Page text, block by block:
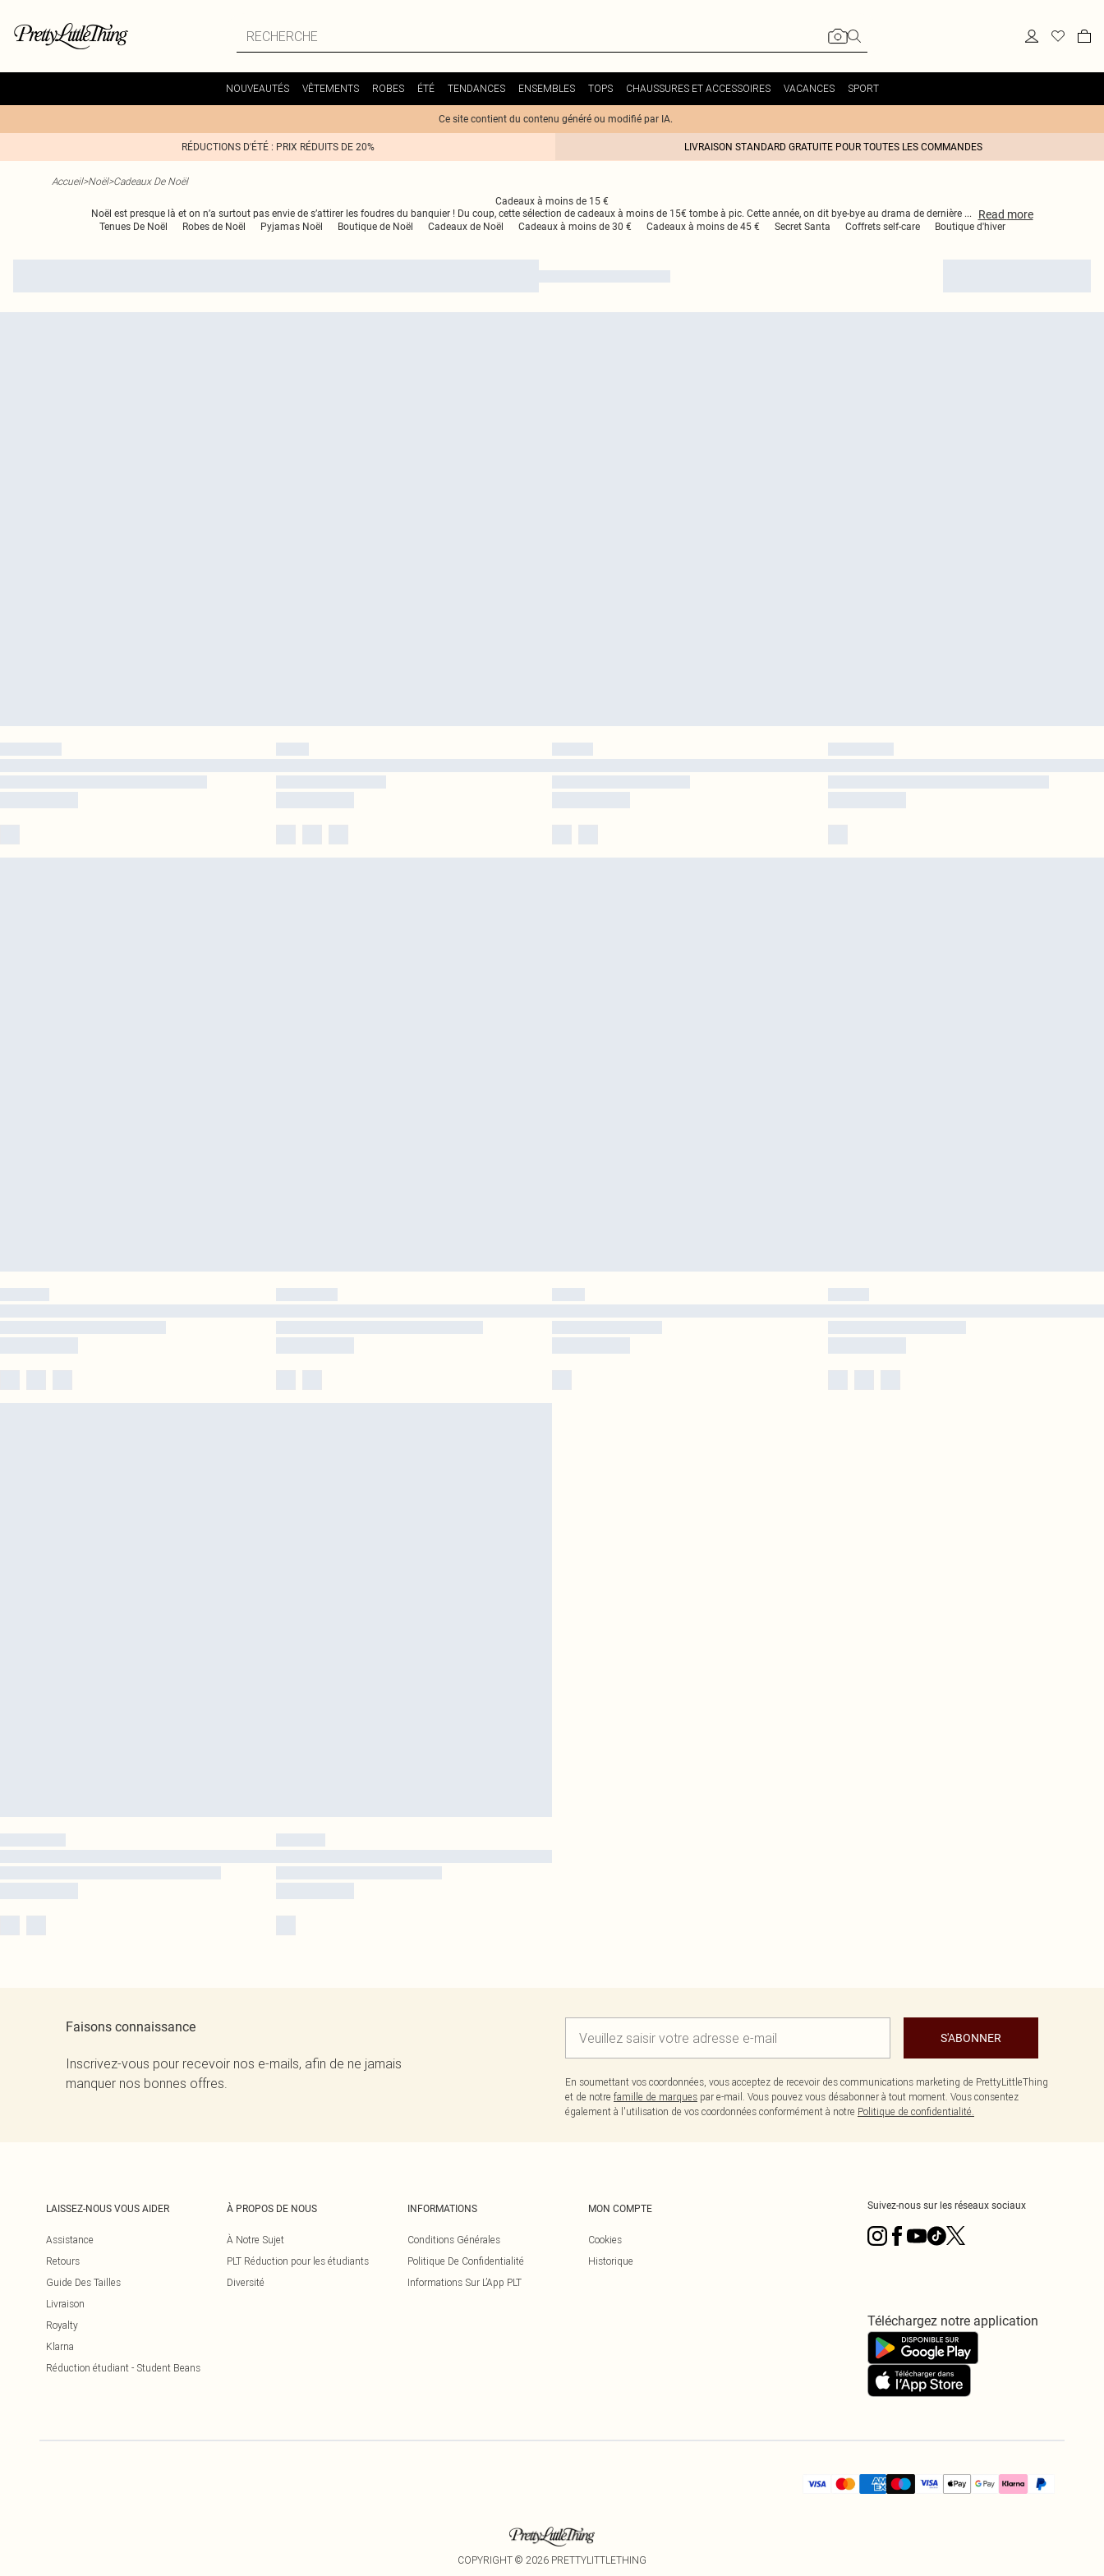
NOUVEAUTÉS VÊTEMENTS ROBES ÉTÉ TENDANCES ENSEMBLES TOPS CHAUSSURES ET ACCESSOIRES VACANCES SPORT
Ce site contient du contenu généré ou modifié par IA.
RÉDUCTIONS D'ÉTÉ : PRIX RÉDUITS DE 20% LIVRAISON STANDARD GRATUITE POUR TOUTES LES COMMANDES
Accueil>Noël>Cadeaux De Noël
Cadeaux à moins de 15 €
Noël est presque là et on n’a surtout pas envie de s’attirer les foudres du banquier ! Du coup, cette sélection de cadeaux à moins de 15€ tombe à pic. Cette année, on dit bye-bye au drama de dernière ... Read more
Tenues De Noël Robes de Noël Pyjamas Noël Boutique de Noël Cadeaux de Noël Cadeaux à moins de 30 € Cadeaux à moins de 45 € Secret Santa Coffrets self-care Boutique d'hiver
Faisons connaissance
Inscrivez-vous pour recevoir nos e-mails, afin de ne jamais
manquer nos bonnes offres.
S'ABONNER
En soumettant vos coordonnées, vous acceptez de recevoir des communications marketing de PrettyLittleThing
et de notre famille de marques par e-mail. Vous pouvez vous désabonner à tout moment. Vous consentez
également à l'utilisation de vos coordonnées conformément à notre Politique de confidentialité.
LAISSEZ-NOUS VOUS AIDER
Assistance
Retours
Guide Des Tailles
Livraison
Royalty
Klarna
Réduction étudiant - Student Beans
À PROPOS DE NOUS
À Notre Sujet
PLT Réduction pour les étudiants
Diversité
INFORMATIONS
Conditions Générales
Politique De Confidentialité
Informations Sur L’App PLT
MON COMPTE
Cookies
Historique
Suivez-nous sur les réseaux sociaux
Téléchargez notre application
COPYRIGHT © 2026 PRETTYLITTLETHING